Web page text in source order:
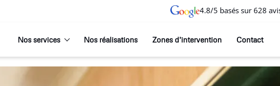
4.8/5 basés sur 628
Nos services Nos réalisations Zones d’intervention Contact